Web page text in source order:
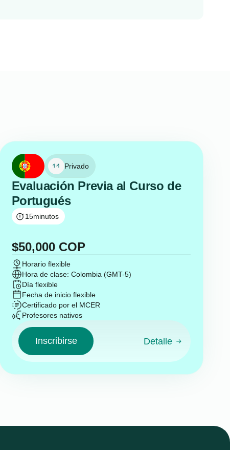
Privado
Evaluación Previa al Curso de
Portugués
15minutos
$50,000COP
Horario flexible
Hora de clase: Colombia (GMT-5)
Día flexible
Fecha de inicio flexible
Certificado por el MCER
Profesores nativos
Inscribirse Detalle